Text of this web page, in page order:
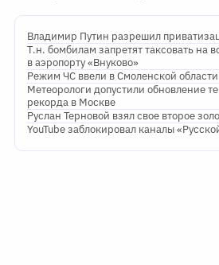
Владимир Путин разрешил
Т.н. бомбилам запретят таксовать на
в аэропорту «Внуково»
Режим ЧС ввели в Смоленской
Метеорологи допустили обновление
рекорда в Москве
Руслан Терновой взял свое второе
YouTube заблокировал каналы